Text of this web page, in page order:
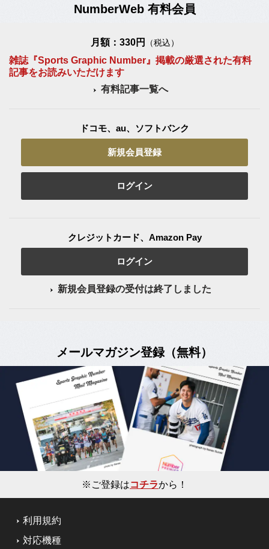
NumberWeb 有料会員
月額：330円 （税込）
雑誌『Sports Graphic Number』掲載の厳選された有料
記事をお読みいただけます
有料記事一覧へ
ドコモ、au、ソフトバンク
新規会員登録
ログイン
クレジットカード、Amazon Pay
ログイン
新規会員登録の受付は終了しました
メールマガジン登録（無料）
※ご登録はコチラから！
利用規約
対応機種